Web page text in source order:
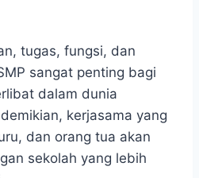
tugas, fungsi, dan
sangat penting bagi
dalam dunia
kerjasama yang
dan orang tua akan
sekolah yang lebih